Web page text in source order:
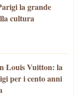
la grande
cultura
Louis Vuitton: la
per i cento anni